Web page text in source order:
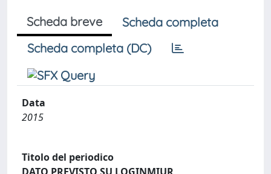
Scheda breve
Scheda completa
Scheda completa (DC)
Data
2015
Titolo del periodico
DATO PREVISTO SU LOGINMIUR